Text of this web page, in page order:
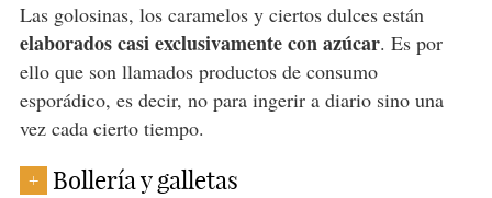
Las golosinas, los caramelos y ciertos dulces están
elaborados casi exclusivamente con azúcar. Es por
ello que son llamados productos de consumo
esporádico, es decir, no para ingerir a diario sino una
vez cada cierto tiempo.
+ Bollería y galletas